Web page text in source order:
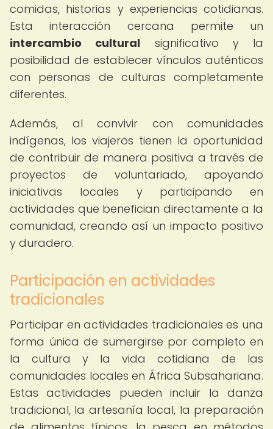
comidas, historias y experiencias cotidianas.
Esta interacción cercana permite un
intercambio cultural significativo y la
posibilidad de establecer vínculos auténticos
con personas de culturas completamente
diferentes.
Además, al convivir con comunidades
indígenas, los viajeros tienen la oportunidad
de contribuir de manera positiva a través de
proyectos de voluntariado, apoyando
iniciativas locales y participando en
actividades que benefician directamente a la
comunidad, creando así un impacto positivo
y duradero.
Participación en actividades
tradicionales
Participar en actividades tradicionales es una
forma única de sumergirse por completo en
la cultura y la vida cotidiana de las
comunidades locales en África Subsahariana.
Estas actividades pueden incluir la danza
tradicional, la artesanía local, la preparación